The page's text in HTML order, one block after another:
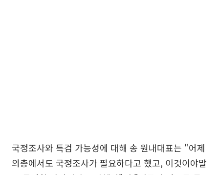
국정조사와 특검 가능성에 대해 송 원내대표는 "어제
의총에서도 국정조사가 필요하다고 했고, 이것이야말